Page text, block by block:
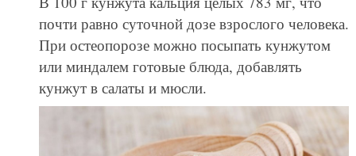
почти равно суточной дозе взрослого человека.
При остеопорозе можно посыпать кунжутом
или миндалем готовые блюда, добавлять
кунжут в салаты и мюсли.